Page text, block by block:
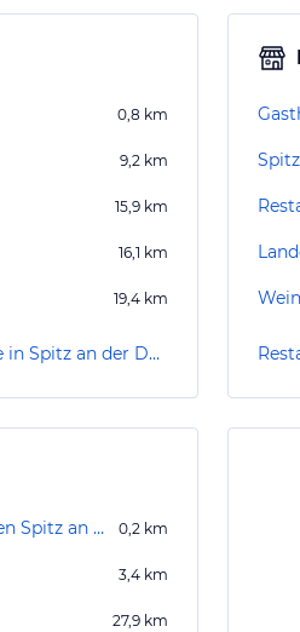
0,8 km
9,2 km
15,9 km
16,1 km
19,4 km
Sport- und Freizeitangebote in Spitz an der Donau
Historischer Kaufmannsladen Spitz an der Donau 0,2 km
3,4 km
27,9 km